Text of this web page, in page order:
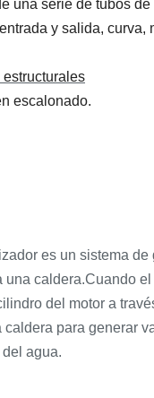
una serie de tubos
y salida, curva,
escalonado.
es un sistema de
una caldera.Cuando
del motor a
caldera para generar
agua.